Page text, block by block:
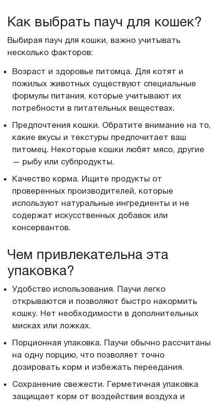
Как выбрать пауч для кошек?
Выбирая пауч для кошки, важно учитывать
несколько факторов:
Возраст и здоровье питомца. Для котят и
пожилых животных существуют специальные
формулы питания, которые учитывают их
потребности в питательных веществах.
Предпочтения кошки. Обратите внимание на то,
какие вкусы и текстуры предпочитает ваш
питомец. Некоторые кошки любят мясо, другие
— рыбу или субпродукты.
Качество корма. Ищите продукты от
проверенных производителей, которые
используют натуральные ингредиенты и не
содержат искусственных добавок или
консервантов.
Чем привлекательна эта
упаковка?
Удобство использования. Паучи легко
открываются и позволяют быстро накормить
кошку. Нет необходимости в дополнительных
мисках или ложках.
Порционная упаковка. Паучи обычно рассчитаны
на одну порцию, что позволяет точно
дозировать корм и избежать переедания.
Сохранение свежести. Герметичная упаковка
защищает корм от воздействия воздуха и